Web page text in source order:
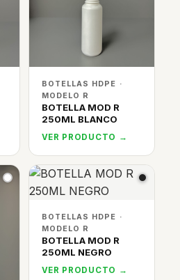
BOTELLAS HDPE ·
MODELO R
BOTELLA MOD R
250ML BLANCO
VER PRODUCTO →
BOTELLAS HDPE ·
MODELO R
BOTELLA MOD R
250ML NEGRO
VER PRODUCTO →